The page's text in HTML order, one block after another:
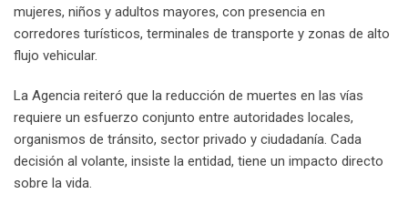
mujeres, niños y adultos mayores, con presencia en
corredores turísticos, terminales de transporte y zonas de alto
flujo vehicular.
La Agencia reiteró que la reducción de muertes en las vías
requiere un esfuerzo conjunto entre autoridades locales,
organismos de tránsito, sector privado y ciudadanía. Cada
decisión al volante, insiste la entidad, tiene un impacto directo
sobre la vida.